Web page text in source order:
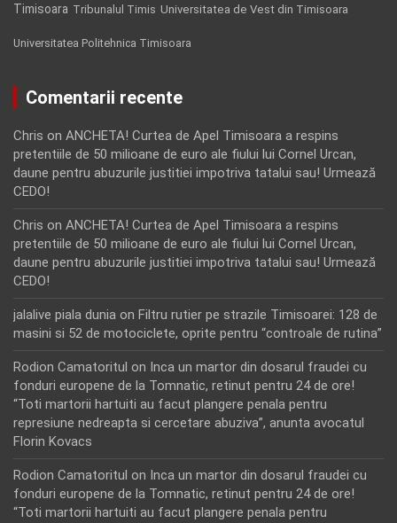
Timisoara Tribunalul Timis Universitatea de Vest din Timisoara
Universitatea Politehnica Timisoara
Comentarii recente
Chris on ANCHETA! Curtea de Apel Timisoara a respins
pretentiile de 50 milioane de euro ale fiului lui Cornel Urcan,
daune pentru abuzurile justitiei impotriva tatalui sau! Urmează
CEDO!
Chris on ANCHETA! Curtea de Apel Timisoara a respins
pretentiile de 50 milioane de euro ale fiului lui Cornel Urcan,
daune pentru abuzurile justitiei impotriva tatalui sau! Urmează
CEDO!
jalalive piala dunia on Filtru rutier pe strazile Timisoarei: 128 de
masini si 52 de motociclete, oprite pentru “controale de rutina”
Rodion Camatoritul on Inca un martor din dosarul fraudei cu
fonduri europene de la Tomnatic, retinut pentru 24 de ore!
“Toti martorii hartuiti au facut plangere penala pentru
represiune nedreapta si cercetare abuziva”, anunta avocatul
Florin Kovacs
Rodion Camatoritul on Inca un martor din dosarul fraudei cu
fonduri europene de la Tomnatic, retinut pentru 24 de ore!
“Toti martorii hartuiti au facut plangere penala pentru